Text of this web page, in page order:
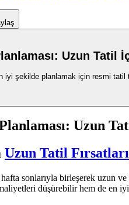
Uzun
iyi şekilde planlamak için resmi tatil
Planlaması: Uzun
Uzun Tatil Fırsatları
sonlarıyla birleşerek uzun
düşürebilir hem de en